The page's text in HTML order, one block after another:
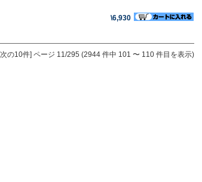
\6,930
[次の10件] ページ 11/295 (2944 件中 101 〜 110 件目を表示)